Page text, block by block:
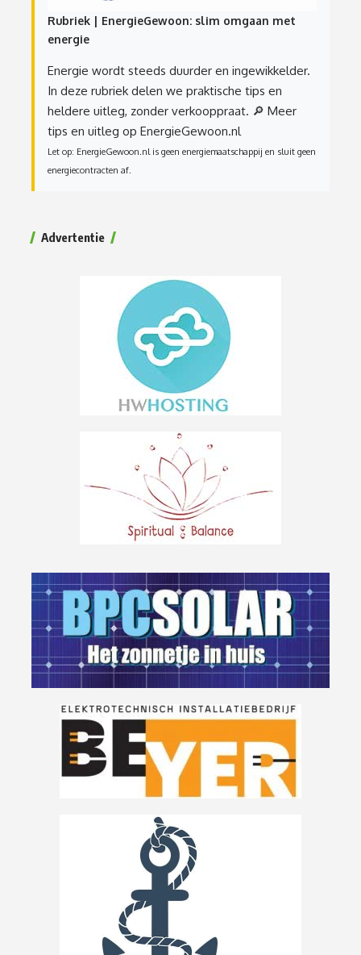
Rubriek | EnergieGewoon: slim omgaan met
energie
Energie wordt steeds duurder en ingewikkelder.
In deze rubriek delen we praktische tips en
heldere uitleg, zonder verkooppraat. 🔎 Meer
tips en uitleg op EnergieGewoon.nl
Let op: EnergieGewoon.nl is geen energiemaatschappij en sluit geen
energiecontracten af.
Advertentie